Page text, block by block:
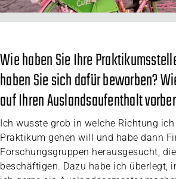
Wie haben Sie Ihre
haben Sie sich dafür beworben?
auf Ihren Auslandsaufenthalt
Ich wusste grob in welche Richtung
Praktikum gehen will und habe dann
Forschungsgruppen herausgesucht,
beschäftigen. Dazu habe ich überlegt,